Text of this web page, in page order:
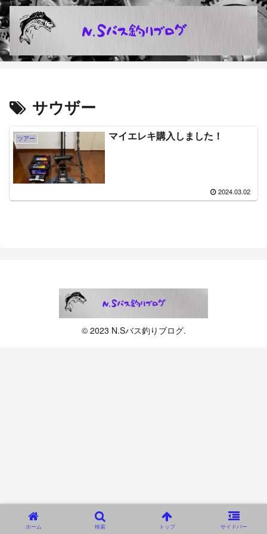
サウザー
ツアー マイエレキ購入しました！
2024.03.02
© 2023 N.Sバス釣りブログ.
ホーム 検索 トップ サイドバー